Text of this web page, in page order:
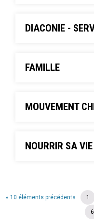
DIACONIE -
FAMILLE
MOUVEMENT
NOURRIR SA
« 10 éléments précédents 1
6